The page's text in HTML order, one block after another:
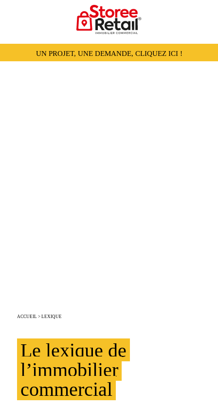
UN PROJET, UNE DEMANDE, CLIQUEZ ICI !
ACCUEIL > LEXIQUE
Le lexique de
l’immobilier
commercial